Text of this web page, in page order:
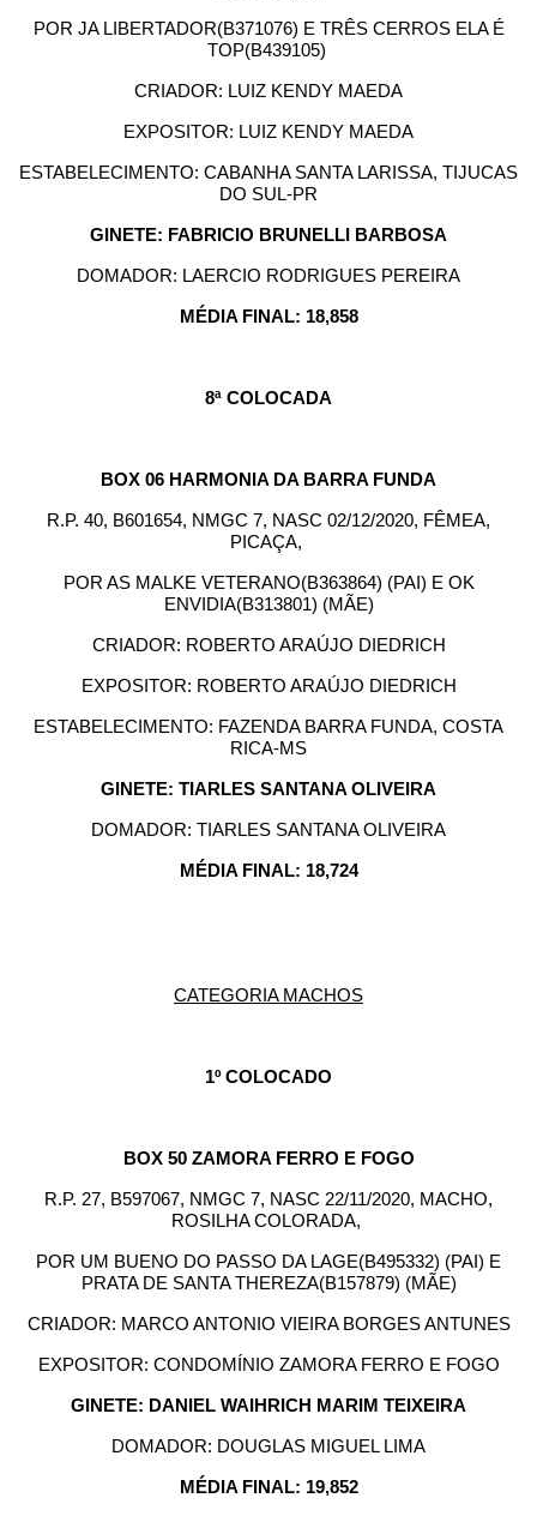
POR JA LIBERTADOR(B371076) E TRÊS CERROS ELA É
TOP(B439105)
CRIADOR: LUIZ KENDY MAEDA
EXPOSITOR: LUIZ KENDY MAEDA
ESTABELECIMENTO: CABANHA SANTA LARISSA, TIJUCAS
DO SUL-PR
GINETE: FABRICIO BRUNELLI BARBOSA
DOMADOR: LAERCIO RODRIGUES PEREIRA
MÉDIA FINAL: 18,858
8ª COLOCADA
BOX 06 HARMONIA DA BARRA FUNDA
R.P. 40, B601654, NMGC 7, NASC 02/12/2020, FÊMEA,
PICAÇA,
POR AS MALKE VETERANO(B363864) (PAI) E OK
ENVIDIA(B313801) (MÃE)
CRIADOR: ROBERTO ARAÚJO DIEDRICH
EXPOSITOR: ROBERTO ARAÚJO DIEDRICH
ESTABELECIMENTO: FAZENDA BARRA FUNDA, COSTA
RICA-MS
GINETE: TIARLES SANTANA OLIVEIRA
DOMADOR: TIARLES SANTANA OLIVEIRA
MÉDIA FINAL: 18,724
CATEGORIA MACHOS
1º COLOCADO
BOX 50 ZAMORA FERRO E FOGO
R.P. 27, B597067, NMGC 7, NASC 22/11/2020, MACHO,
ROSILHA COLORADA,
POR UM BUENO DO PASSO DA LAGE(B495332) (PAI) E
PRATA DE SANTA THEREZA(B157879) (MÃE)
CRIADOR: MARCO ANTONIO VIEIRA BORGES ANTUNES
EXPOSITOR: CONDOMÍNIO ZAMORA FERRO E FOGO
GINETE: DANIEL WAIHRICH MARIM TEIXEIRA
DOMADOR: DOUGLAS MIGUEL LIMA
MÉDIA FINAL: 19,852